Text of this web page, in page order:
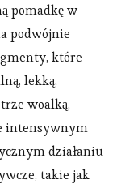
pomadkę w
podwójnie
które
lekką,
woalką,
intensywnym
działaniu
takie jak